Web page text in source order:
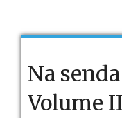
Na
Volume